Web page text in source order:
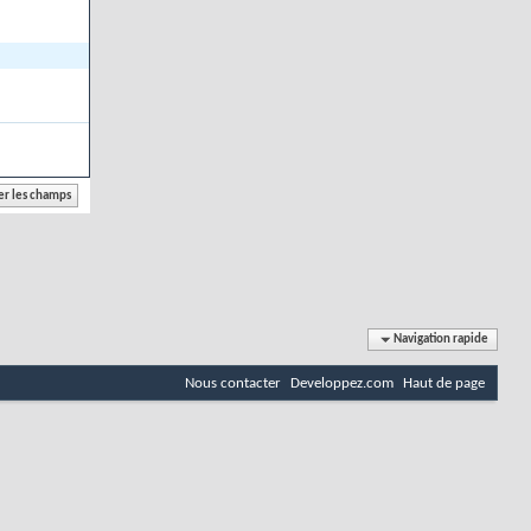
Navigation rapide
Nous contacter Developpez.com Haut de page